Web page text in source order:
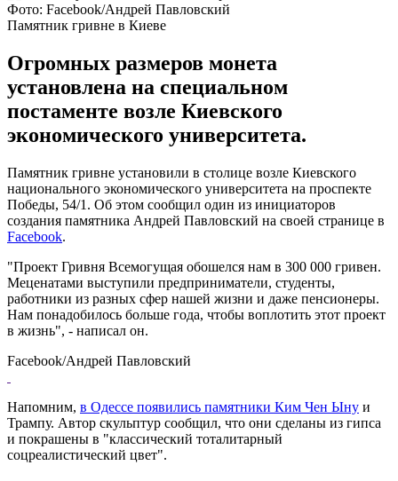
Фото: Facebook/Андрей Павловский
Памятник гривне в Киеве
Огромных размеров монета
установлена на специальном
постаменте возле Киевского
экономического университета.
Памятник гривне установили в столице возле Киевского
национального экономического университета на проспекте
Победы, 54/1. Об этом сообщил один из инициаторов
создания памятника Андрей Павловский на своей странице в
Facebook.
"Проект Гривня Всемогущая обошелся нам в 300 000 гривен.
Меценатами выступили предприниматели, студенты,
работники из разных сфер нашей жизни и даже пенсионеры.
Нам понадобилось больше года, чтобы воплотить этот проект
в жизнь", - написал он.
Facebook/Андрей Павловский
Напомним, в Одессе появились памятники Ким Чен Ыну и
Трампу. Автор скульптур сообщил, что они сделаны из гипса
и покрашены в "классический тоталитарный
соцреалистический цвет".